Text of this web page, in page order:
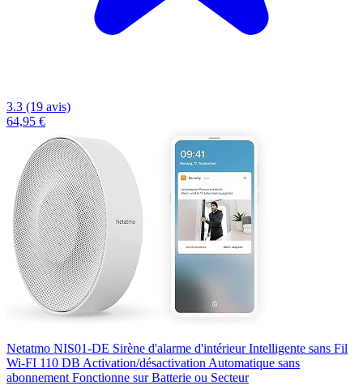
3.3 (19 avis)
64,95 €
Netatmo NIS01-DE Sirène d'alarme d'intérieur Intelligente sans Fil
Wi-FI 110 DB Activation/désactivation Automatique sans
abonnement Fonctionne sur Batterie ou Secteur